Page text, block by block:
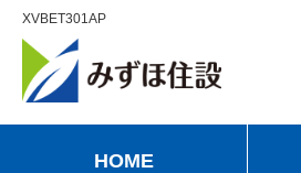
XVBET301AP
HOME